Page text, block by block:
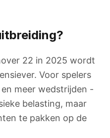
22 in 2025 wordt
Voor spelers
meer wedstrijden -
belasting, maar
te pakken op de